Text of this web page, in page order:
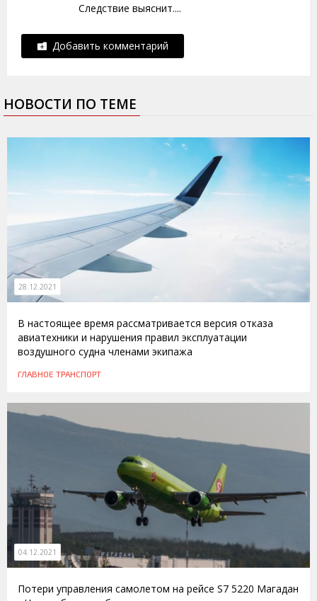
Следствие выяснит....
Добавить комментарий
НОВОСТИ ПО ТЕМЕ
28.12.2021
В настоящее время рассматривается версия отказа
авиатехники и нарушения правил эксплуатации
воздушного судна членами экипажа
ГЛАВНОЕ ТРАНСПОРТ
04.12.2021
Потери управления самолетом на рейсе S7 5220 Магадан